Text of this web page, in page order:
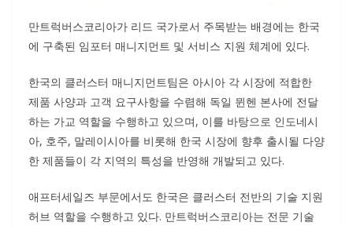
만트럭버스코리아가 리드 국가로서 주목받는 배경에는 한국
에 구축된 임포터 매니지먼트 및 서비스 지원 체계에 있다.
한국의 클러스터 매니지먼트팀은 아시아 각 시장에 적합한
제품 사양과 고객 요구사항을 수렴해 독일 뮌헨 본사에 전달
하는 가교 역할을 수행하고 있으며, 이를 바탕으로 인도네시
아, 호주, 말레이시아를 비롯해 한국 시장에 향후 출시될 다양
한 제품들이 각 지역의 특성을 반영해 개발되고 있다.
애프터세일즈 부문에서도 한국은 클러스터 전반의 기술 지원
허브 역할을 수행하고 있다. 만트럭버스코리아는 전문 기술